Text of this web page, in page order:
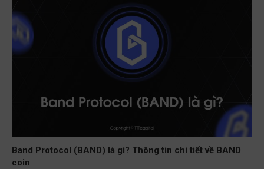
Band Protocol (BAND) là gì? Thông tin chi tiết về BAND
coin